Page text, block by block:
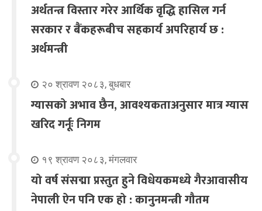
अर्थतन्त्र विस्तार गरेर आर्थिक वृद्धि हासिल गर्न
सरकार र बैंकहरूबीच सहकार्य अपरिहार्य छ :
अर्थमन्त्री
२० श्रावण २०८३, बुधबार
ग्यासको अभाव छैन, आवश्यकताअनुसार मात्र ग्यास
खरिद गर्नूः निगम
१९ श्रावण २०८३, मंगलवार
यो वर्ष संसद्मा प्रस्तुत हुने विधेयकमध्ये गैरआवासीय
नेपाली ऐन पनि एक हो : कानुनमन्त्री गौतम